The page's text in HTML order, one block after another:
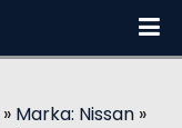
» Marka: Nissan »